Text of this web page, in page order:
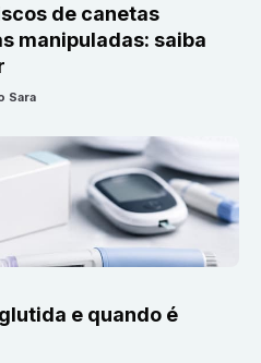
de canetas
manipuladas: saiba
Sara
e quando é